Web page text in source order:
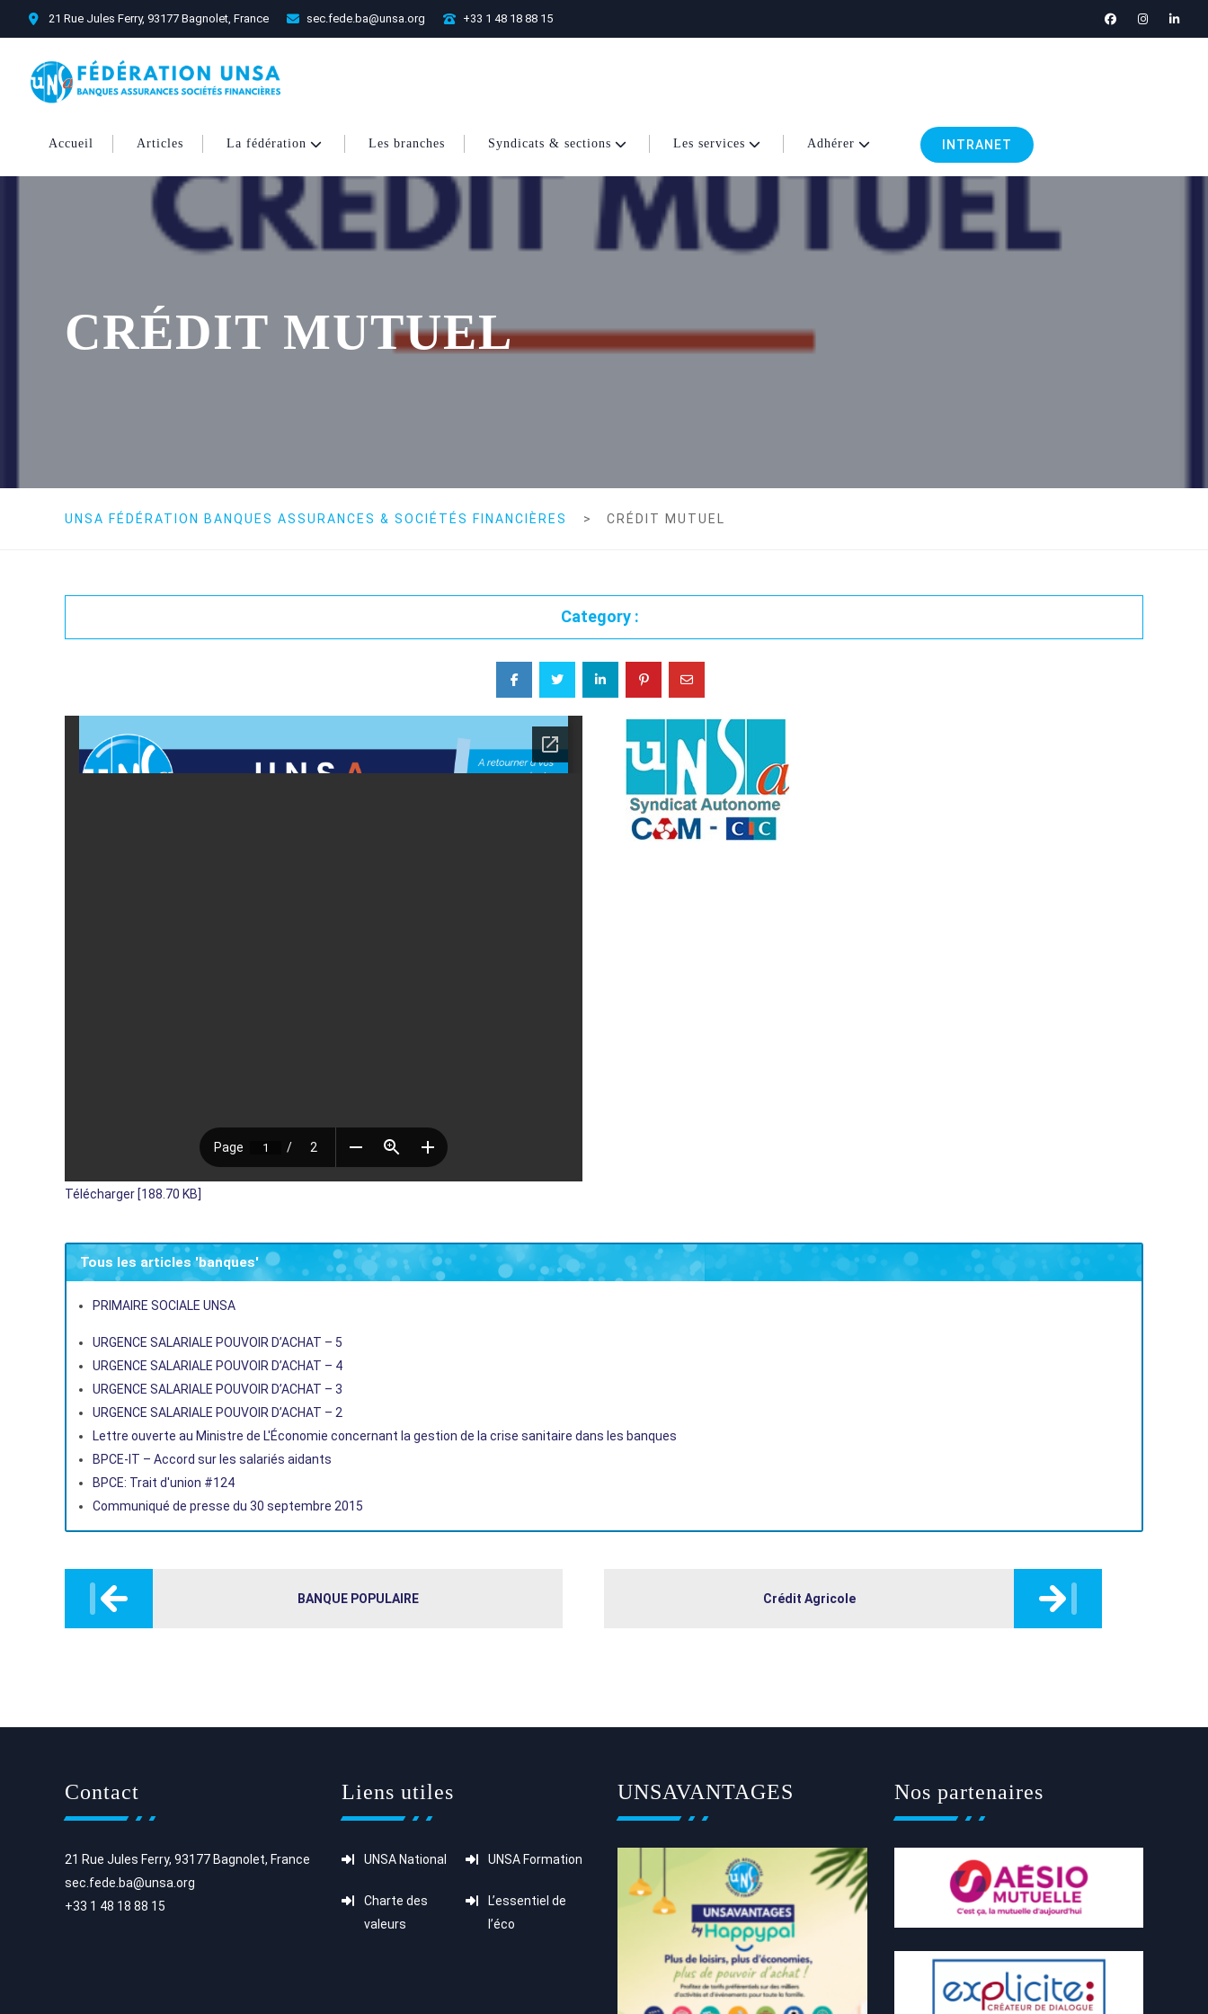
21 Rue Jules Ferry, 93177 Bagnolet, France sec.fede.ba@unsa.org +33 1 48 18 88 15
Accueil Articles La fédération Les branches Syndicats & sections Les services Adhérer INTRANET
CRÉDIT MUTUEL
UNSA FÉDÉRATION BANQUES ASSURANCES & SOCIÉTÉS FINANCIÈRES > CRÉDIT MUTUEL
Category :
Télécharger [188.70 KB]
Tous les articles 'banques'
PRIMAIRE SOCIALE UNSA
URGENCE SALARIALE POUVOIR D’ACHAT – 5
URGENCE SALARIALE POUVOIR D’ACHAT – 4
URGENCE SALARIALE POUVOIR D’ACHAT – 3
URGENCE SALARIALE POUVOIR D’ACHAT – 2
Lettre ouverte au Ministre de L'Économie concernant la gestion de la crise sanitaire dans les banques
BPCE-IT – Accord sur les salariés aidants
BPCE: Trait d'union #124
Communiqué de presse du 30 septembre 2015
Post
navigation
BANQUE POPULAIRE Crédit Agricole
Contact
21 Rue Jules Ferry, 93177 Bagnolet, France
sec.fede.ba@unsa.org
+33 1 48 18 88 15
Liens utiles
UNSA National UNSA Formation
Charte des
valeurs
L’essentiel de
l’éco
UNSAVANTAGES Nos partenaires